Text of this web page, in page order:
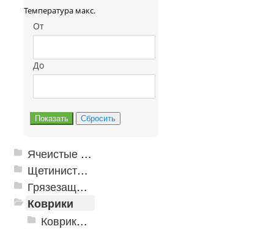
Температура макс.
От
До
Ячеистые грязезащитные покрытия
Щетинистые покрытия
Грязезащитные, влаговпитывающие покрытия
Коврики
Коврики влаговпитывающие